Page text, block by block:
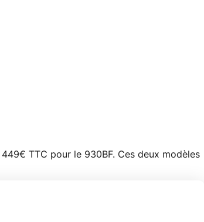
TTC pour le 930BF. Ces deux modèles